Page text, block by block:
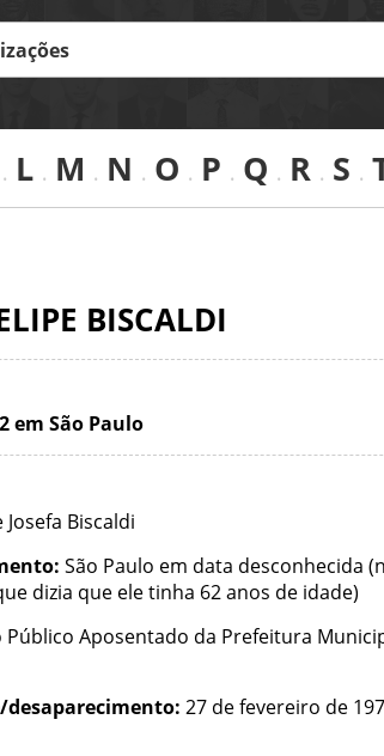
. L . M . N . O . P . Q . R . S .
BISCALDI
em São Paulo
Josefa Biscaldi
São Paulo em data desconhecida
dizia que ele tinha 62 anos de idade)
Público Aposentado da Prefeitura
27 de fevereiro de